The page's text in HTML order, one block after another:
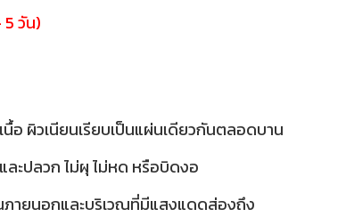
วัน)
อ ผิวเนียนเรียบเป็นแผ่นเดียวกันตลอดบาน
ชื้นและปลวก ไม่ผุ ไม่หด หรือบิดงอ
ภายนอกและบริเวณที่มีแสงแดดส่องถึง